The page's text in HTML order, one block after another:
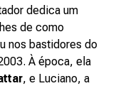
dedica um
de como
nos bastidores do
À época, ela
, e Luciano, a